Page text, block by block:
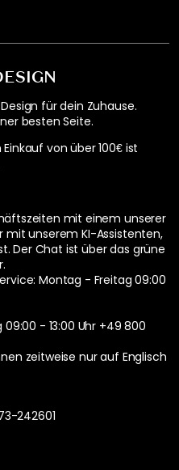
für dein Zuhause.
besten Seite.
von über 100€ ist
mit einem unserer
unserem KI-Assistenten,
Der Chat ist über das grüne
Montag - Freitag 09:00
- 13:00 Uhr +49 800
zeitweise nur auf Englisch
242601